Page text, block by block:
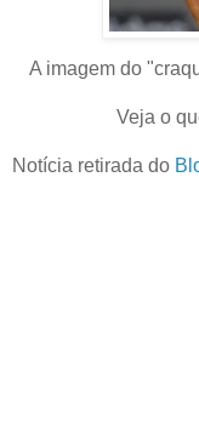
A imagem do
Veja o
Notícia retirada do